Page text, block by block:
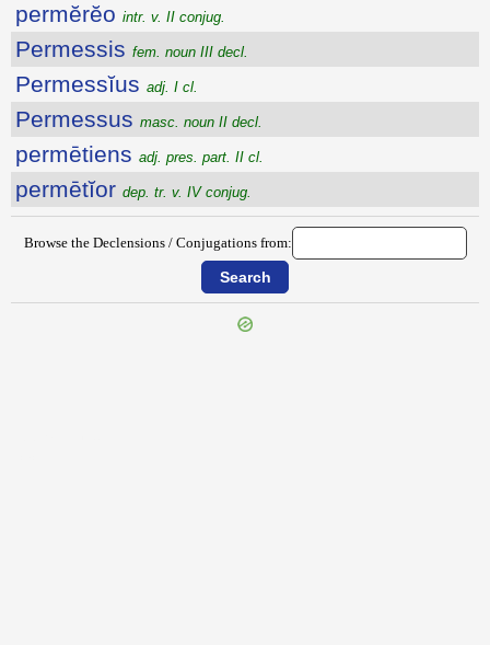
permĕrĕo intr. v. II conjug.
Permessis fem. noun III decl.
Permessĭus adj. I cl.
Permessus masc. noun II decl.
permētiens adj. pres. part. II cl.
permētĭor dep. tr. v. IV conjug.
Browse the Declensions / Conjugations from: